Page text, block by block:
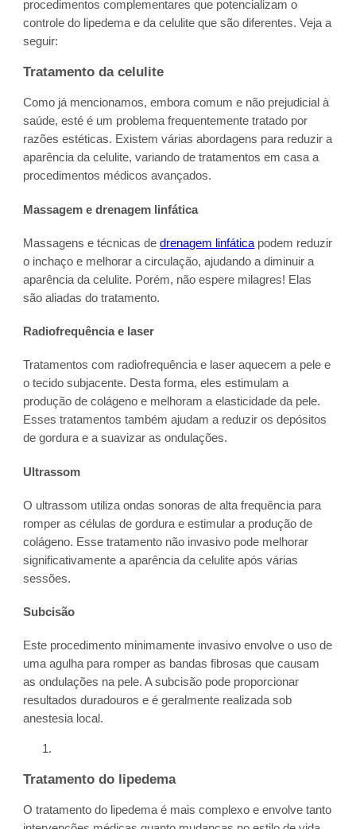
procedimentos complementares que potencializam o
controle do lipedema e da celulite que são diferentes. Veja a
seguir:
Tratamento da celulite
Como já mencionamos, embora comum e não prejudicial à
saúde, esté é um problema frequentemente tratado por
razões estéticas. Existem várias abordagens para reduzir a
aparência da celulite, variando de tratamentos em casa a
procedimentos médicos avançados.
Massagem e drenagem linfática
Massagens e técnicas dedrenagem linfática podem reduzir
o inchaço e melhorar a circulação, ajudando a diminuir a
aparência da celulite. Porém, não espere milagres! Elas
são aliadas do tratamento.
Radiofrequência e laser
Tratamentos com radiofrequência e laser aquecem a pele e
o tecido subjacente. Desta forma, eles estimulam a
produção de colágeno e melhoram a elasticidade da pele.
Esses tratamentos também ajudam a reduzir os depósitos
de gordura e a suavizar as ondulações.
Ultrassom
O ultrassom utiliza ondas sonoras de alta frequência para
romper as células de gordura e estimular a produção de
colágeno. Esse tratamento não invasivo pode melhorar
significativamente a aparência da celulite após várias
sessões.
Subcisão
Este procedimento minimamente invasivo envolve o uso de
uma agulha para romper as bandas fibrosas que causam
as ondulações na pele. A subcisão pode proporcionar
resultados duradouros e é geralmente realizada sob
anestesia local.
Tratamento do lipedema
O tratamento do lipedema é mais complexo e envolve tanto